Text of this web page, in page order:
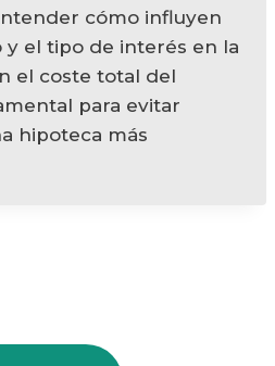
cómo influyen
y el tipo de interés en la
el coste total del
para evitar
hipoteca más